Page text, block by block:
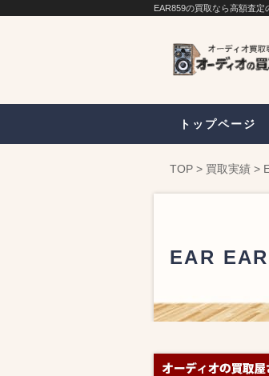
EAR859の買取なら高額査
トップページ
TOP > 買取実績 >
EAR